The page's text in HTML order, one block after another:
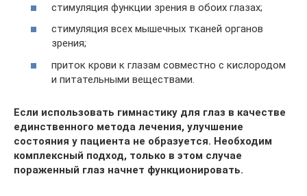
стимуляция функции зрения в обоих глазах;
стимуляция всех мышечных тканей органов
зрения;
приток крови к глазам совместно с кислородом
и питательными веществами.
Если использовать гимнастику для глаз в качестве
единственного метода лечения, улучшение
состояния у пациента не образуется. Необходим
комплексный подход, только в этом случае
пораженный глаз начнет функционировать.